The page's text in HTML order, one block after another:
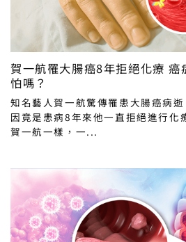
賀一航罹大腸癌8年拒絕化療 癌症化療真的有這麼可
怕嗎？
知名藝人賀一航驚傳罹患大腸癌病
因竟是患病8年來他一直拒絕進行化
賀一航一樣，一...